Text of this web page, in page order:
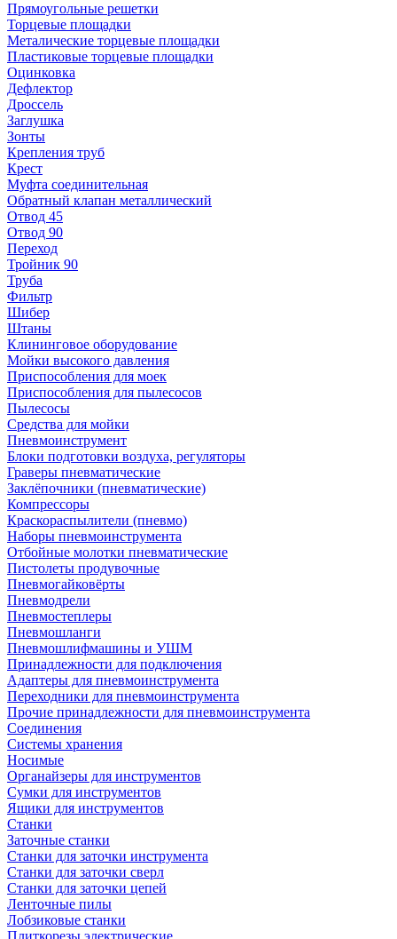
Прямоугольные решетки
Торцевые площадки
Металические торцевые площадки
Пластиковые торцевые площадки
Оцинковка
Дефлектор
Дроссель
Заглушка
Зонты
Крепления труб
Крест
Муфта соединительная
Обратный клапан металлический
Отвод 45
Отвод 90
Переход
Тройник 90
Труба
Фильтр
Шибер
Штаны
Клининговое оборудование
Мойки высокого давления
Приспособления для моек
Приспособления для пылесосов
Пылесосы
Средства для мойки
Пневмоинструмент
Блоки подготовки воздуха, регуляторы
Граверы пневматические
Заклёпочники (пневматические)
Компрессоры
Краскораспылители (пневмо)
Наборы пневмоинструмента
Отбойные молотки пневматические
Пистолеты продувочные
Пневмогайковёрты
Пневмодрели
Пневмостеплеры
Пневмошланги
Пневмошлифмашины и УШМ
Принадлежности для подключения
Адаптеры для пневмоинструмента
Переходники для пневмоинструмента
Прочие принадлежности для пневмоинструмента
Соединения
Системы хранения
Носимые
Органайзеры для инструментов
Сумки для инструментов
Ящики для инструментов
Станки
Заточные станки
Станки для заточки инструмента
Станки для заточки сверл
Станки для заточки цепей
Ленточные пилы
Лобзиковые станки
Плиткорезы электрические